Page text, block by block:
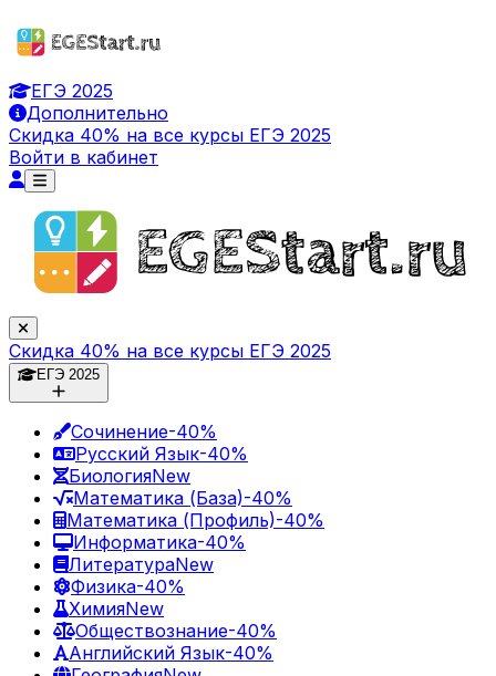
ЕГЭ 2025
Дополнительно
Скидка 40% на все курсы ЕГЭ 2025
Войти в кабинет
Скидка 40% на все курсы ЕГЭ 2025
ЕГЭ 2025
Сочинение-40%
Русский Язык-40%
БиологияNew
Математика (База)-40%
Математика (Профиль)-40%
Информатика-40%
ЛитератураNew
Физика-40%
ХимияNew
Обществознание-40%
Английский Язык-40%